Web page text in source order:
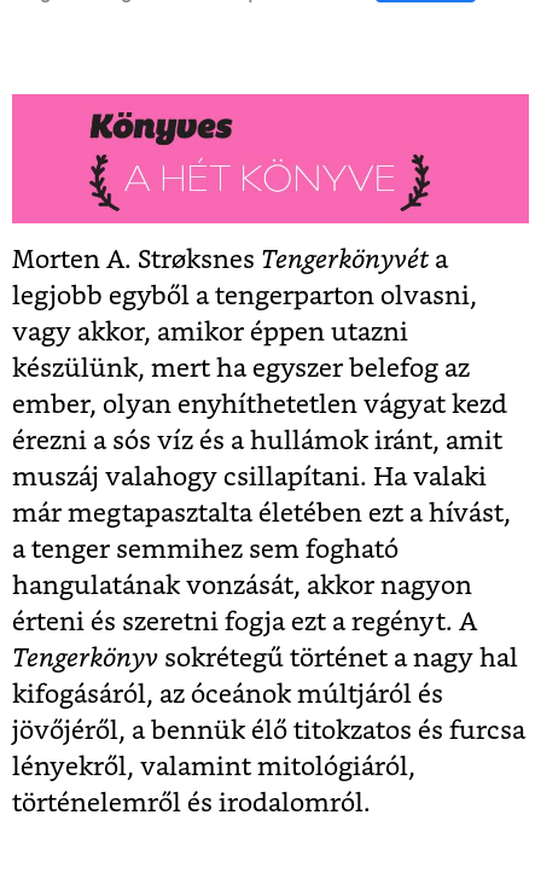
Morten A. Strøksnes Tengerkönyvét a
legjobb egyből a tengerparton olvasni,
vagy akkor, amikor éppen utazni
készülünk, mert ha egyszer belefog az
ember, olyan enyhíthetetlen vágyat kezd
érezni a sós víz és a hullámok iránt, amit
muszáj valahogy csillapítani. Ha valaki
már megtapasztalta életében ezt a hívást,
a tenger semmihez sem fogható
hangulatának vonzását, akkor nagyon
érteni és szeretni fogja ezt a regényt. A
Tengerkönyv sokrétegű történet a nagy hal
kifogásáról, az óceánok múltjáról és
jövőjéről, a bennük élő titokzatos és furcsa
lényekről, valamint mitológiáról,
történelemről és irodalomról.